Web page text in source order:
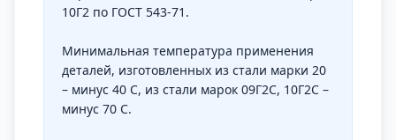
10Г2 по ГОСТ 543-71.
Минимальная температура применения
деталей, изготовленных из стали марки 20
– минус 40 С, из стали марок 09Г2С, 10Г2С –
минус 70 С.